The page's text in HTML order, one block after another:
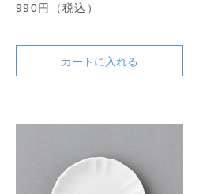
990円（税込）
カートに入れる